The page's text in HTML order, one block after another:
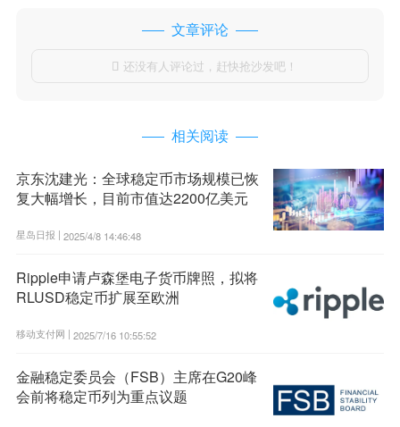
文章评论
 还没有人评论过，赶快抢沙发吧！
相关阅读
京东沈建光：全球稳定币市场规模已恢
复大幅增长，目前市值达2200亿美元
星岛日报 | 2025/4/8 14:46:48
Ripple申请卢森堡电子货币牌照，拟将
RLUSD稳定币扩展至欧洲
移动支付网 | 2025/7/16 10:55:52
金融稳定委员会（FSB）主席在G20峰
会前将稳定币列为重点议题